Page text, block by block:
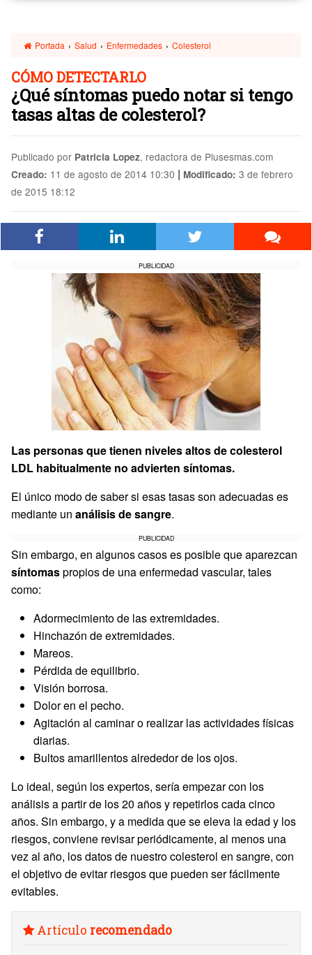
Portada › Salud › Enfermedades › Colesterol
CÓMO DETECTARLO
¿Qué síntomas puedo notar si tengo
tasas altas de colesterol?
Publicado por Patricia Lopez, redactora de Plusesmas.com
Creado: 11 de agosto de 2014 10:30 | Modificado: 3 de febrero
de 2015 18:12
PUBLICIDAD
Las personas que tienen niveles altos de colesterol
LDL habitualmente no advierten síntomas.
El único modo de saber si esas tasas son adecuadas es
mediante un análisis de sangre.
PUBLICIDAD
Sin embargo, en algunos casos es posible que aparezcan
síntomaspropios de una enfermedad vascular, tales
como:
Adormecimiento de las extremidades.
Hinchazón de extremidades.
Mareos.
Pérdida de equilibrio.
Visión borrosa.
Dolor en el pecho.
Agitación al caminar o realizar las actividades físicas
diarias.
Bultos amarillentos alrededor de los ojos.
Lo ideal, según los expertos, sería empezar con los
análisis a partir de los 20 años y repetirlos cada cinco
años. Sin embargo, y a medida que se eleva la edad y los
riesgos, conviene revisar periódicamente, al menos una
vez al año, los datos de nuestro colesterol en sangre, con
el objetivo de evitar riesgos que pueden ser fácilmente
evitables.
Artículo recomendado